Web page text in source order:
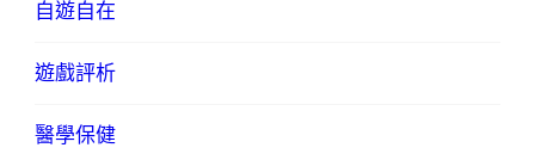
自遊自在
遊戲評析
醫學保健